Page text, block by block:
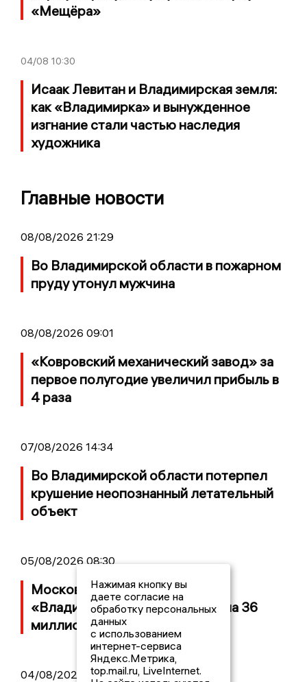
«Мещёра»
04/08 10:30
Исаак Левитан и Владимирская земля:
как «Владимирка» и вынужденное
изгнание стали частью наследия
художника
Главные новости
08/08/2026 21:29
Во Владимирской области в пожарном
пруду утонул мужчина
08/08/2026 09:01
«Ковровский механический завод» за
первое полугодие увеличил прибыль в
4 раза
07/08/2026 14:34
Во Владимирской области потерпел
крушение неопознанный летательный
объект
05/08/2026 08:30
Московский ЧОП подал иск к
«Владимирскому стандарту» на 36
миллионов рублей
04/08/2026 15:40
Нажимая кнопку вы
даете согласие на
обработку персональных
данных
с использованием
интернет-сервиса
Яндекс.Метрика,
top.mail.ru, LiveInternet.